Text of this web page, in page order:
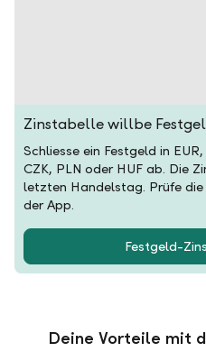
Zinstabelle willbe
Schliesse ein Festgeld in EUR,
CZK, PLN oder HUF ab. Die
letzten Handelstag. Prüfe
der App.
Festgeld-
Deine Vorteile mit